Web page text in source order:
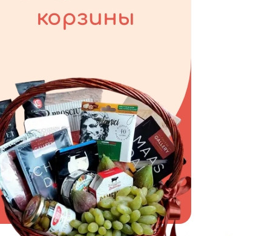
корзины